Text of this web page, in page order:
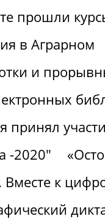
прошли
в Аграрном
и
принял
-2020"
к